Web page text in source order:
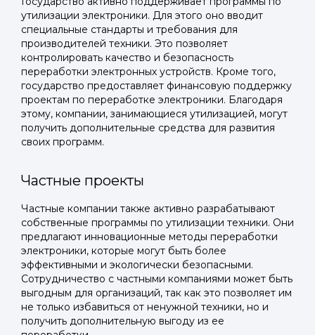
Войти в
профиль
Мы отправим код для входа на ваш
номер телефона.
Подать заявку
Отправьте заявку через мессенджер-бот — магазины
увидят её и пришлют предложения. Фото, описание и
AI-оценка прямо в чате.
Подать заявку
Отправьте заявку через мессенджер-бот — магазины
увидят её и пришлют предложения. Фото, описание и
AI-оценка прямо в чате.
утилизации электроники. Для этого оно вводит
специальные стандарты и требования для
производителей техники. Это позволяет
контролировать качество и безопасность
переработки электронных устройств. Кроме того,
государство предоставляет финансовую поддержку
проектам по переработке электроники. Благодаря
этому, компании, занимающиеся утилизацией, могут
получить дополнительные средства для развития
своих программ.
Частные проекты
Частные компании также активно разрабатывают
собственные программы по утилизации техники. Они
предлагают инновационные методы переработки
электроники, которые могут быть более
эффективными и экологически безопасными.
Сотрудничество с частными компаниями может быть
выгодным для организаций, так как это позволяет им
не только избавиться от ненужной техники, но и
получить дополнительную выгоду из ее